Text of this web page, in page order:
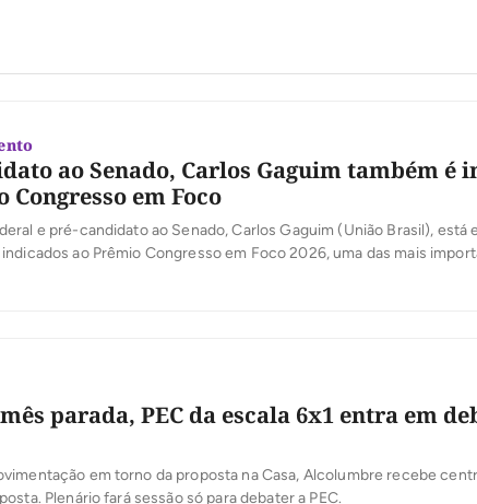
ao Senado, Carlos Gaguim também é
Congresso em Foco
e pré-candidato ao Senado, Carlos Gaguim (União Brasil), está
ao Prêmio Congresso em Foco 2026, uma das mais
parada, PEC da escala 6x1 entra em
em torno da proposta na Casa, Alcolumbre recebe
Plenário fará sessão só para debater a PEC.